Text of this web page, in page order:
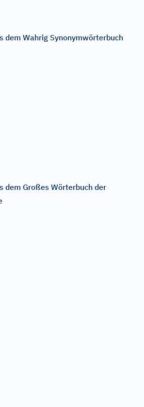
dem Wahrig Synonymwörterbuch
dem Großes Wörterbuch der